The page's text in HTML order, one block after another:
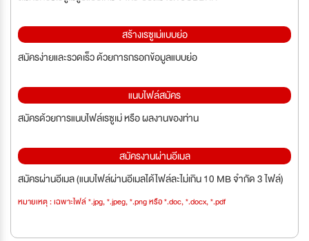
สร้างเรซูเม่แบบย่อ
สมัครง่ายและรวดเร็ว ด้วยการกรอกข้อมูลแบบย่อ
แนบไฟล์สมัคร
สมัครด้วยการแนบไฟล์เรซูเม่ หรือ ผลงานของท่าน
สมัครงานผ่านอีเมล
สมัครผ่านอีเมล (แนบไฟล์ผ่านอีเมลได้ไฟล์ละไม่เกิน 10 MB จำกัด 3 ไฟล์)
หมายเหตุ : เฉพาะไฟล์ *.jpg, *.jpeg, *.png หรือ *.doc, *.docx, *.pdf